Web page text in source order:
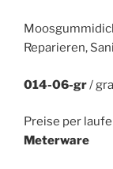
Reparieren,
014-06-gr/
Preise per
Meterware